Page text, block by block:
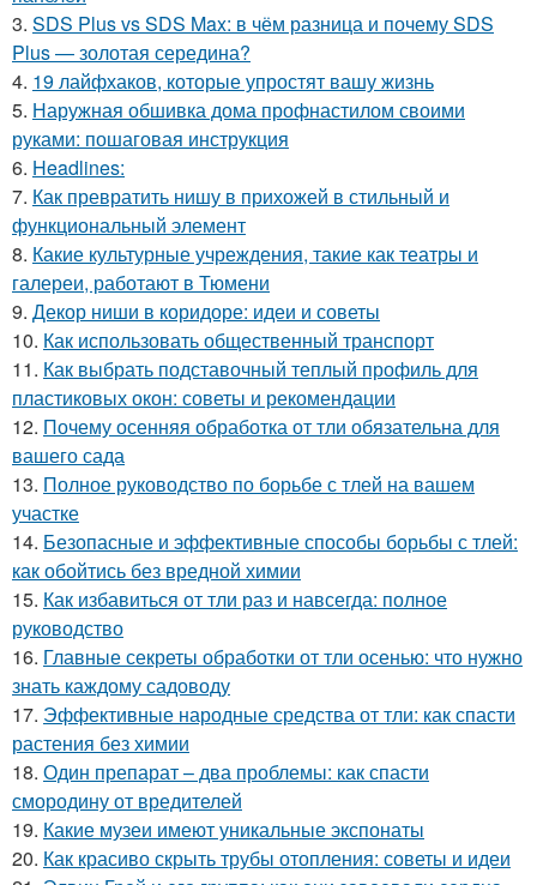
3. SDS Plus vs SDS Max: в чём разница и почему SDS
Plus — золотая середина?
4. 19 лайфхаков, которые упростят вашу жизнь
5. Наружная обшивка дома профнастилом своими
руками: пошаговая инструкция
6. Headlines:
7. Как превратить нишу в прихожей в стильный и
функциональный элемент
8. Какие культурные учреждения, такие как театры и
галереи, работают в Тюмени
9. Декор ниши в коридоре: идеи и советы
10. Как использовать общественный транспорт
11. Как выбрать подставочный теплый профиль для
пластиковых окон: советы и рекомендации
12. Почему осенняя обработка от тли обязательна для
вашего сада
13. Полное руководство по борьбе с тлей на вашем
участке
14. Безопасные и эффективные способы борьбы с тлей:
как обойтись без вредной химии
15. Как избавиться от тли раз и навсегда: полное
руководство
16. Главные секреты обработки от тли осенью: что нужно
знать каждому садоводу
17. Эффективные народные средства от тли: как спасти
растения без химии
18. Один препарат – два проблемы: как спасти
смородину от вредителей
19. Какие музеи имеют уникальные экспонаты
20. Как красиво скрыть трубы отопления: советы и идеи